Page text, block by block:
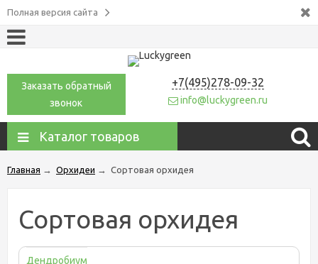
Полная версия сайта
Заказать обратный
звонок
+7(495)278-09-32
info@luckygreen.ru
Каталог товаров
Главная → Орхидеи → Сортовая орхидея
Сортовая орхидея
Дендробиум